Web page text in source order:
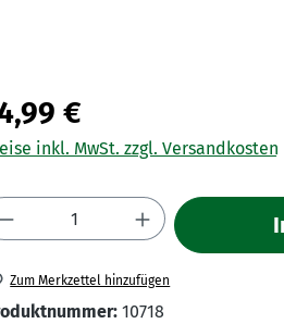
€
inkl. MwSt. zzgl. Versandkosten
Anzahl: Gib den
Zum Merkzettel hinzufügen
10718